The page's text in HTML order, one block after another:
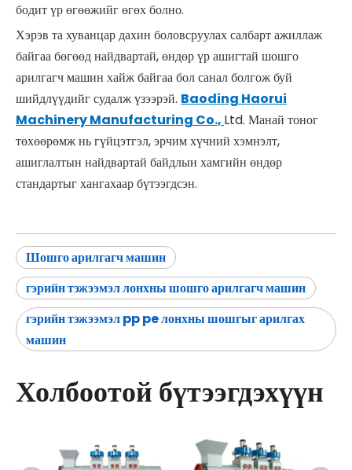
бодит үр өгөөжийг өгөх болно.
Хэрэв та хуванцар дахин боловсруулах салбарт ажиллаж
байгаа бөгөөд найдвартай, өндөр үр ашигтай шошго
арилгагч машин хайж байгаа бол санал болгож буй
шийдлүүдийг судалж үзээрэй. Baoding Haorui
Machinery Manufacturing Co., Ltd. Манай тоног
төхөөрөмж нь гүйцэтгэл, эрчим хүчний хэмнэлт,
ашиглалтын найдвартай байдлын хамгийн өндөр
стандартыг хангахаар бүтээгдсэн.
Шошго арилгагч машин
гэрийн тэжээмэл лонхны шошго арилгагч машин
гэрийн тэжээмэл pp pe лонхны шошгыг арилгах
машин
Холбоотой бүтээгдэхүүн